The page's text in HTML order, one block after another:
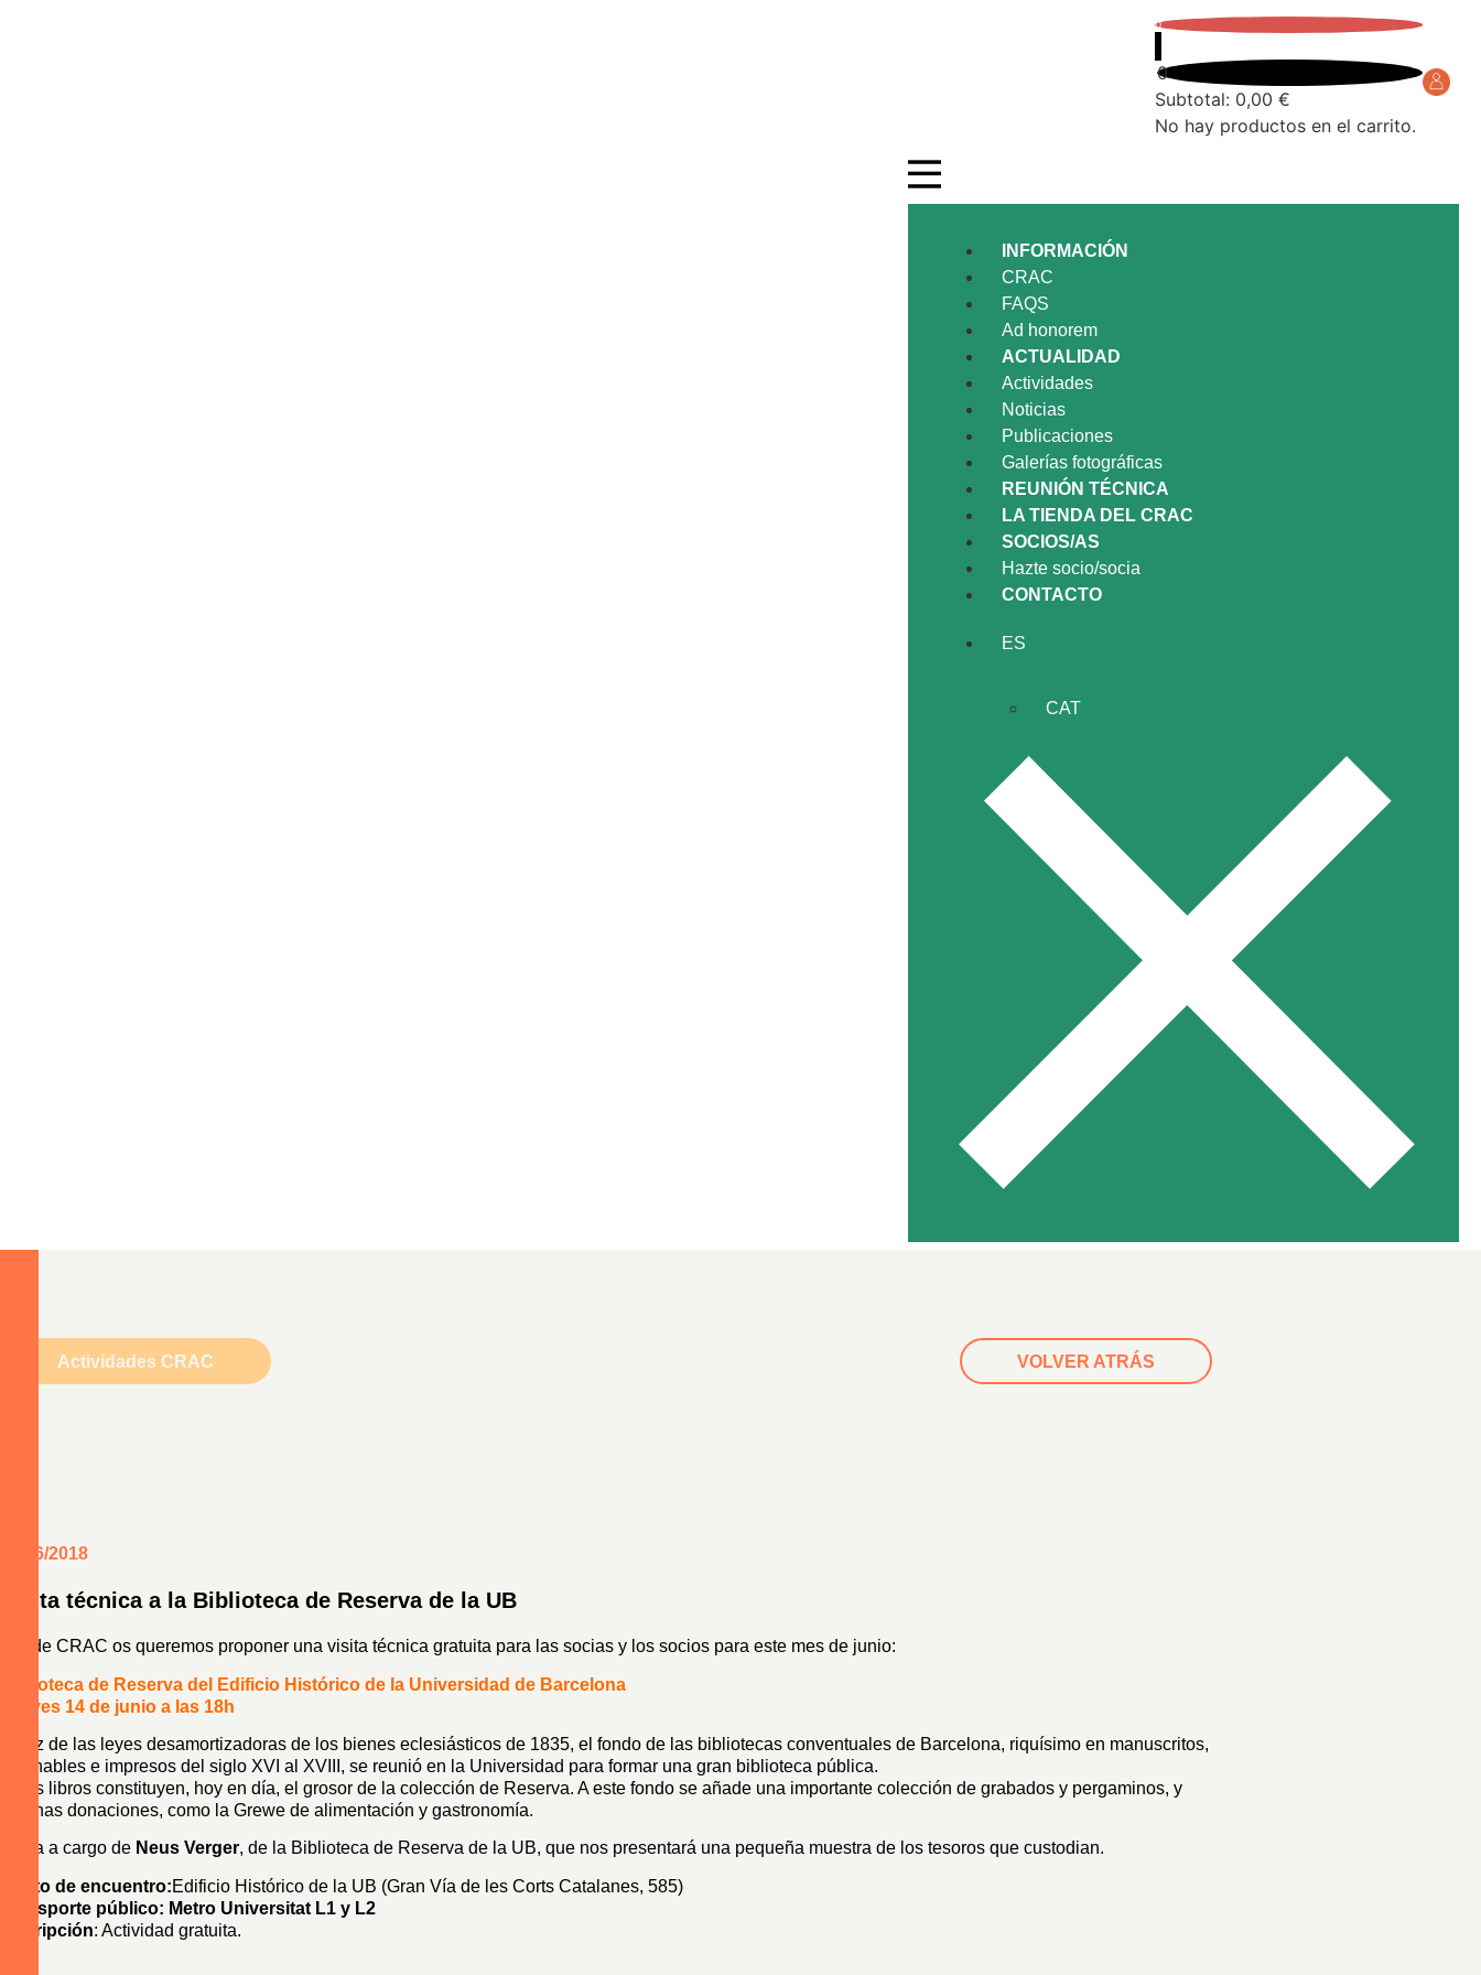
0
0
Subtotal: 0,00€
No hay productos en el carrito.
INFORMACIÓN
CRAC
FAQS
Ad honorem
ACTUALIDAD
Actividades
Noticias
Publicaciones
Galerías fotográficas
REUNIÓN TÉCNICA
LA TIENDA DEL CRAC
SOCIOS/AS
Hazte socio/socia
CONTACTO
ES
CAT
Actividades CRAC VOLVER ATRÁS
01/06/2018
Visita técnica a la Biblioteca de Reserva de la UB
Desde CRAC os queremos proponer una visita técnica gratuita para las socias y los socios para este mes de junio:
Biblioteca de Reserva del Edificio Histórico de la Universidad de Barcelona
Jueves 14 de junio a las 18h
A raíz de las leyes desamortizadoras de los bienes eclesiásticos de 1835, el fondo de las bibliotecas conventuales de Barcelona, riquísimo en manuscritos,
incunables e impresos del siglo XVI al XVIII, se reunió en la Universidad para formar una gran biblioteca pública.
Estos libros constituyen, hoy en día, el grosor de la colección de Reserva. A este fondo se añade una importante colección de grabados y pergaminos, y
algunas donaciones, como la Grewe de alimentación y gastronomía.
Visita a cargo de Neus Verger, de la Biblioteca de Reserva de la UB, que nos presentará una pequeña muestra de los tesoros que custodian.
Punto de encuentro:Edificio Histórico de la UB (Gran Vía de les Corts Catalanes, 585)
Transporte público: Metro Universitat L1 y L2
Inscripción: Actividad gratuita.